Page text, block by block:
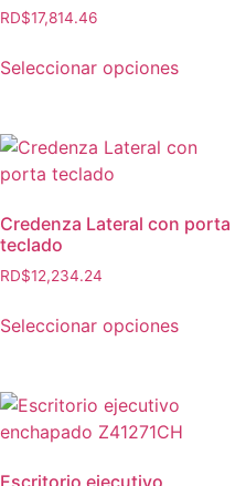
RD$17,814.46
Seleccionar opciones
Credenza Lateral con porta
teclado
RD$12,234.24
Seleccionar opciones
Escritorio ejecutivo